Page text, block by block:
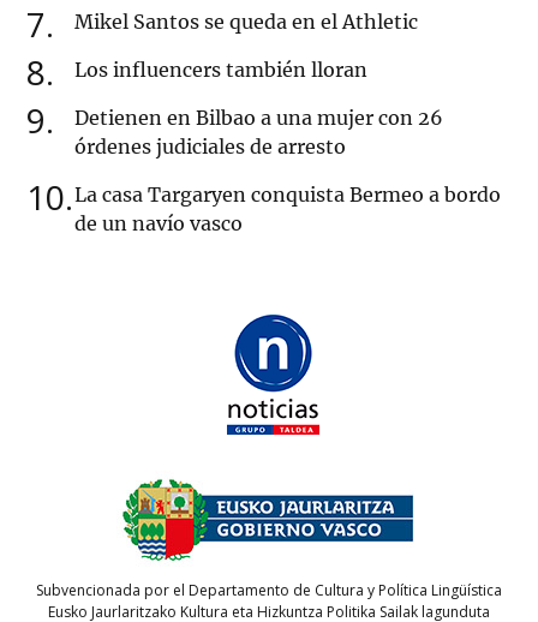
7 Mikel Santos se queda en el Athletic
8 Los influencers también lloran
9
Detienen en Bilbao a una mujer con 26
órdenes judiciales de arresto
10 La casa Targaryen conquista Bermeo a bordo
de un navío vasco
Subvencionada por el Departamento de Cultura y Política Lingüística
Eusko Jaurlaritzako Kultura eta Hizkuntza Politika Sailak lagunduta